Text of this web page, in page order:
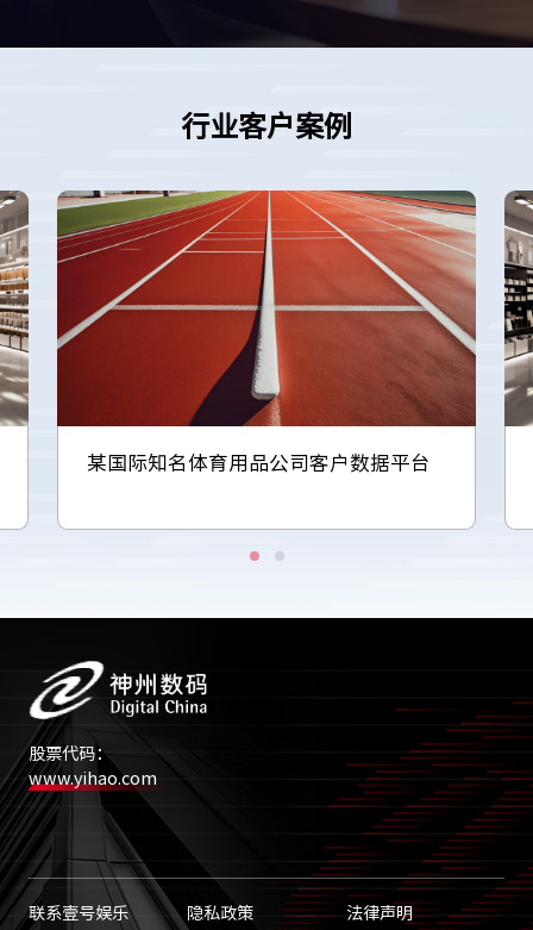
行业客户案例
某国际知名体育用品公司客户数据平台
股票代码：
www.yihao.com
联系壹号娱乐 隐私政策 法律声明